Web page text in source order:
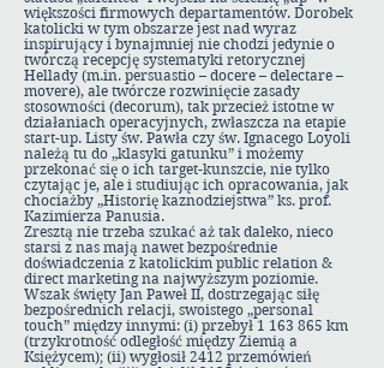
większości firmowych departamentów. Dorobek
katolicki w tym obszarze jest nad wyraz
inspirujący i bynajmniej nie chodzi jedynie o
twórczą recepcję systematyki retorycznej
Hellady (m.in. persuastio – docere – delectare –
movere), ale twórcze rozwinięcie zasady
stosowności (decorum), tak przecież istotne w
działaniach operacyjnych, zwłaszcza na etapie
start-up. Listy św. Pawła czy św. Ignacego Loyoli
należą tu do „klasyki gatunku” i możemy
przekonać się o ich target-kunszcie, nie tylko
czytając je, ale i studiując ich opracowania, jak
chociażby „Historię kaznodziejstwa” ks. prof.
Kazimierza Panusia.
Zresztą nie trzeba szukać aż tak daleko, nieco
starsi z nas mają nawet bezpośrednie
doświadczenia z katolickim public relation &
direct marketing na najwyższym poziomie.
Wszak święty Jan Paweł II, dostrzegając siłę
bezpośrednich relacji, swoistego „personal
touch” między innymi: (i) przebył 1 163 865 km
(trzykrotność odległość między Ziemią a
Księżycem); (ii) wygłosił 2412 przemówień